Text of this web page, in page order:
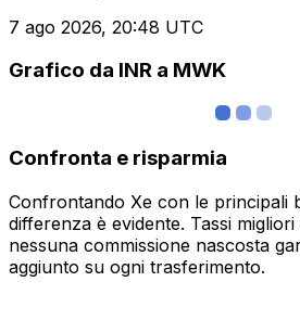
7 ago 2026, 20:48 UTC
Grafico da INR a MWK
Confronta e risparmia
Confrontando Xe con le principali
differenza è evidente. Tassi
nessuna commissione nascosta
aggiunto su ogni trasferimento.